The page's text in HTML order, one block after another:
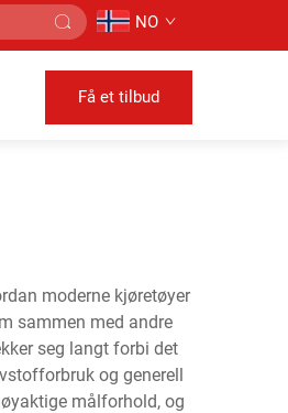
NO
Få et tilbud
moderne kjøretøyer
sammen med andre
seg langt forbi det
og generell
målforhold, og